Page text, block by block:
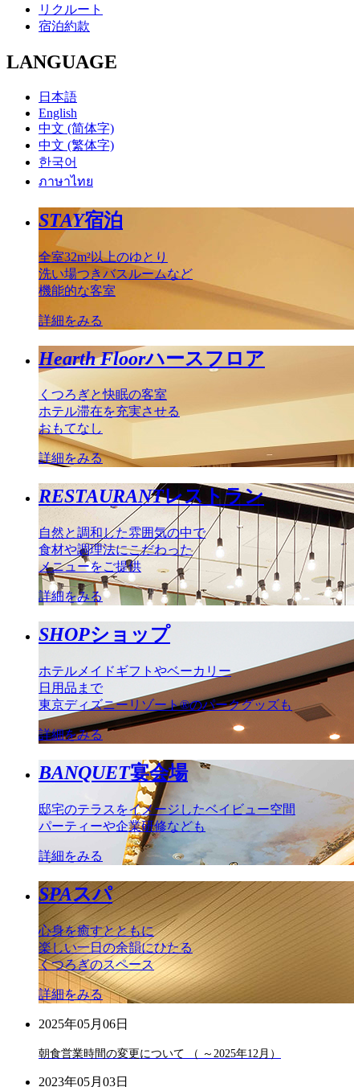
リクルート
宿泊約款
LANGUAGE
日本語
English
中文 (简体字)
中文 (繁体字)
한국어
ภาษาไทย
STAY宿泊
全室32m²以上のゆとり
洗い場つきバスルームなど
機能的な客室
詳細をみる
Hearth Floorハースフロア
くつろぎと快眠の客室
ホテル滞在を充実させる
おもてなし
詳細をみる
RESTAURANTレストラン
自然と調和した雰囲気の中で
食材や調理法にこだわった
メニューをご提供
詳細をみる
SHOPショップ
ホテルメイドギフトやベーカリー
日用品まで
東京ディズニーリゾート®のパークグッズも
詳細をみる
BANQUET宴会場
邸宅のテラスをイメージしたベイビュー空間
パーティーや企業研修なども
詳細をみる
SPAスパ
心身を癒すとともに
楽しい一日の余韻にひたる
くつろぎのスペース
詳細をみる
2025年05月06日
朝食営業時間の変更について （ ～2025年12月）
2023年05月03日